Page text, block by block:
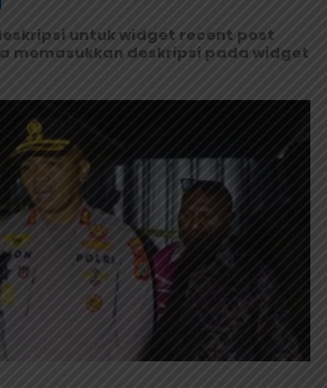
untuk widget recent post
memasukkan deskripsi pada widget